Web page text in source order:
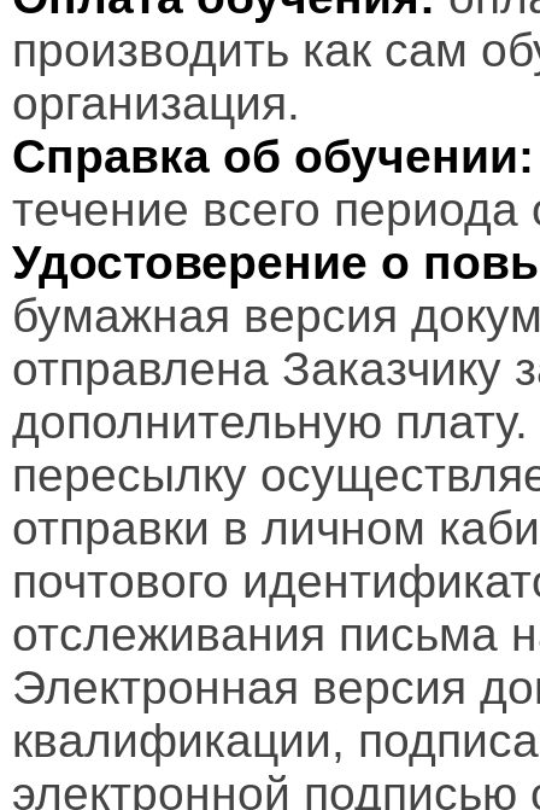
производить как сам
организация.
Справка об обучении:
течение всего периода
Удостоверение о
бумажная версия
отправлена Заказчику
дополнительную
пересылку
отправки в личном
почтового
отслеживания письма
Электронная версия
квалификации,
электронной подписью